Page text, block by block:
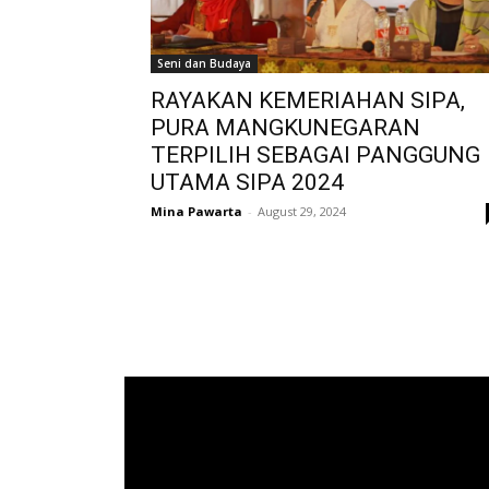
Seni dan Budaya
RAYAKAN KEMERIAHAN SIPA,
PURA MANGKUNEGARAN
TERPILIH SEBAGAI PANGGUNG
UTAMA SIPA 2024
Mina Pawarta - August 29, 2024